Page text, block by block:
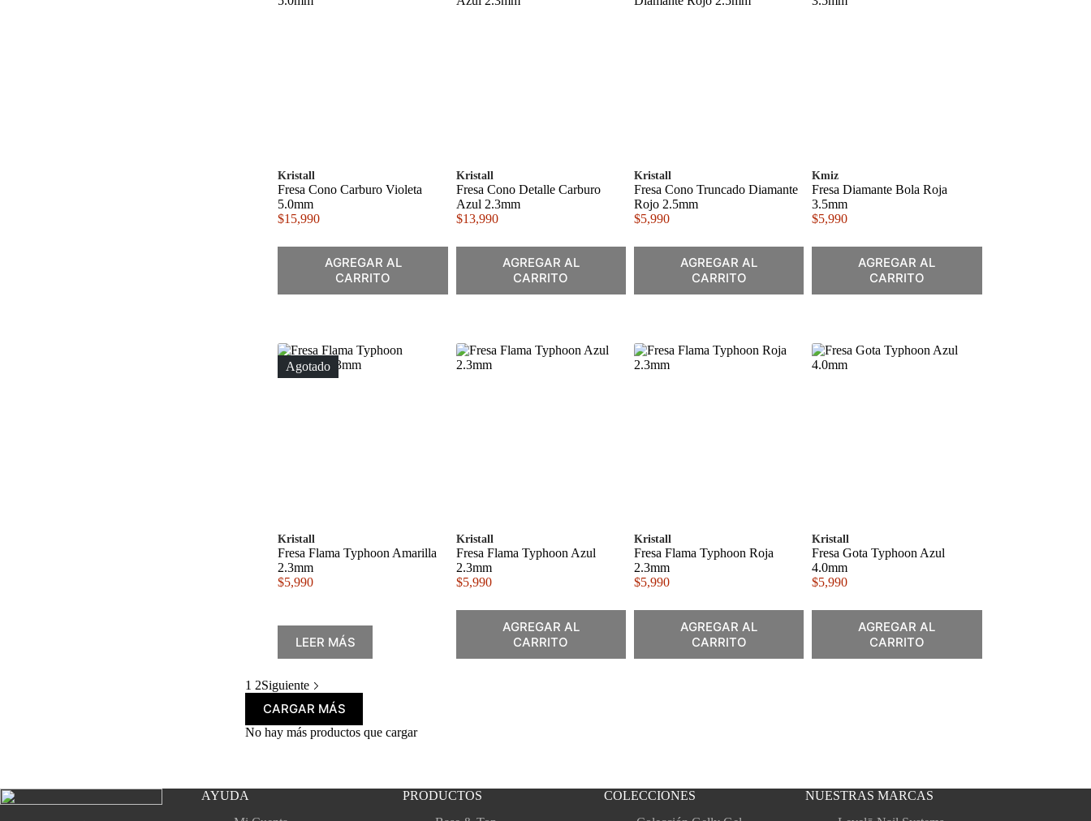
Kristall
Fresa Cono Carburo Violeta
5.0mm
$15,990
AGREGAR AL
CARRITO
Kristall
Fresa Cono Detalle Carburo
Azul 2.3mm
$13,990
AGREGAR AL
CARRITO
Kristall
Fresa Cono Truncado Diamante
Rojo 2.5mm
$5,990
AGREGAR AL
CARRITO
Kmiz
Fresa Diamante Bola Roja
3.5mm
$5,990
AGREGAR AL
CARRITO
Agotado
Kristall
Fresa Flama Typhoon Amarilla
2.3mm
$5,990
LEER MÁS
Kristall
Fresa Flama Typhoon Azul
2.3mm
$5,990
AGREGAR AL
CARRITO
Kristall
Fresa Flama Typhoon Roja
2.3mm
$5,990
AGREGAR AL
CARRITO
Kristall
Fresa Gota Typhoon Azul
4.0mm
$5,990
AGREGAR AL
CARRITO
1 2Siguiente
CARGAR MÁS
No hay más productos que cargar
AYUDA
PRODUCTOS
COLECCIONES
NUESTRAS MARCAS